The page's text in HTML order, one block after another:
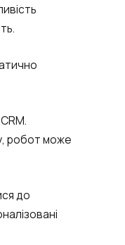
робот може
до